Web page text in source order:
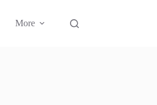
More